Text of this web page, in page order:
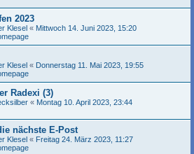
2023
Klesel « Mittwoch 14. Juni 2023, 15:20
Klesel « Donnerstag 11. Mai 2023, 19:55
Radexi (3)
« Montag 10. April 2023, 23:44
nächste E-Post
Klesel « Freitag 24. März 2023, 11:27